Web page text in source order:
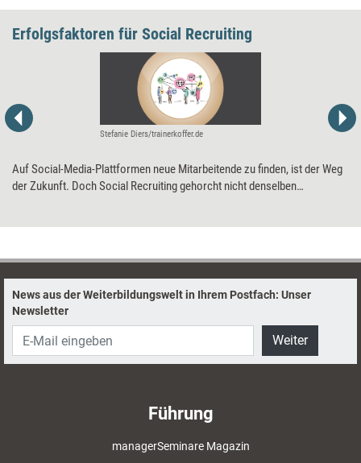
Erfolgsfaktoren für Social Recruiting
Stefanie Diers/trainerkoffer.de
Auf Social-Media-Plattformen neue Mitarbeitende zu finden, ist der Weg
der Zukunft. Doch Social Recruiting gehorcht nicht denselben
News aus der Weiterbildungswelt in Ihrem Postfach: Unser
Newsletter
Weiter
Führung
managerSeminare Magazin